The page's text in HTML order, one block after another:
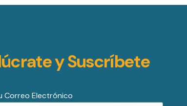
y Suscríbete
Correo Electrónico